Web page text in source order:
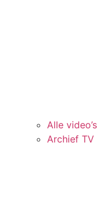
Alle video’s
Archief TV